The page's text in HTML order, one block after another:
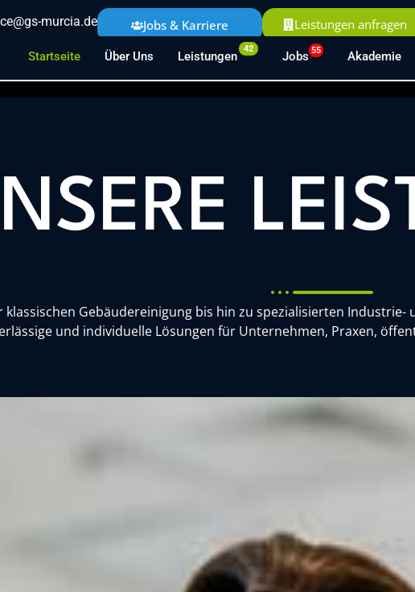
murcia.de Jobs & Karriere Leistungen anfragen
Startseite Über Uns Leistungen
42
Jobs 55 Akademie
und Servicelösungen für Ihr Unternehmen.
klassischen Gebäudereinigung bis hin zu spezialisierten
und individuelle Lösungen für Unternehmen, Praxen,